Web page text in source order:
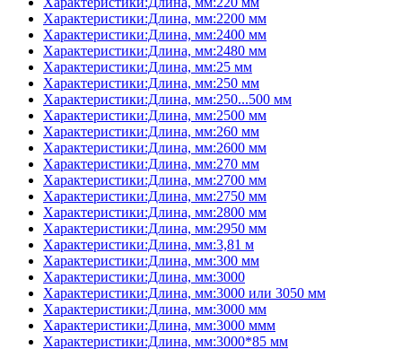
Характеристики:Длина, мм:2200 мм
Характеристики:Длина, мм:2400 мм
Характеристики:Длина, мм:2480 мм
Характеристики:Длина, мм:25 мм
Характеристики:Длина, мм:250 мм
Характеристики:Длина, мм:250...500 мм
Характеристики:Длина, мм:2500 мм
Характеристики:Длина, мм:260 мм
Характеристики:Длина, мм:2600 мм
Характеристики:Длина, мм:270 мм
Характеристики:Длина, мм:2700 мм
Характеристики:Длина, мм:2750 мм
Характеристики:Длина, мм:2800 мм
Характеристики:Длина, мм:2950 мм
Характеристики:Длина, мм:3,81 м
Характеристики:Длина, мм:300 мм
Характеристики:Длина, мм:3000
Характеристики:Длина, мм:3000 или 3050 мм
Характеристики:Длина, мм:3000 мм
Характеристики:Длина, мм:3000 ммм
Характеристики:Длина, мм:3000*85 мм